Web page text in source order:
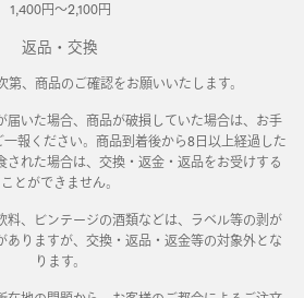
1,400円～2,100円
返品・交換
第、商品のご確認をお願いいたします。
届いた場合、商品が破損していた場合は、お手
報ください。商品到着後から8日以上経過した
された場合は、交換・返金・返品をお受けする
ことができません。
料、ビンテージの酒類などは、ラベル等の剥が
ありますが、交換・返品・返金等の対象外とな
ります。